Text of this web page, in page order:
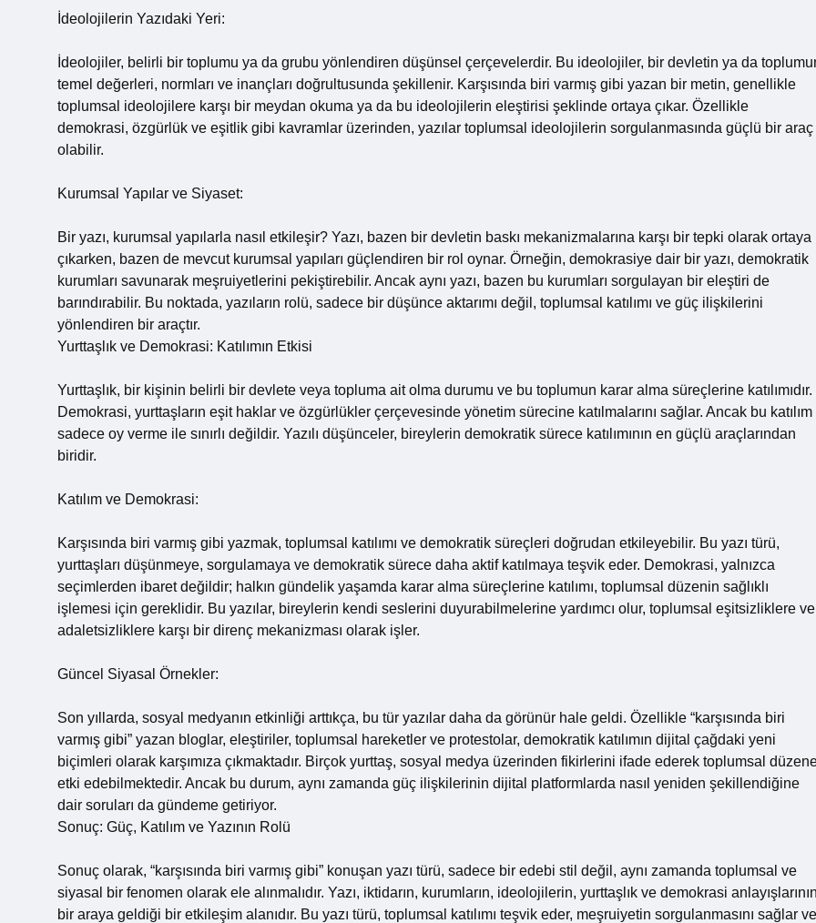
İdeolojilerin Yazıdaki Yeri:
İdeolojiler, belirli bir toplumu ya da grubu yönlendiren düşünsel çerçevelerdir. Bu ideolojiler, bir devletin ya da
temel değerleri, normları ve inançları doğrultusunda şekillenir. Karşısında biri varmış gibi yazan bir metin, genellikle
toplumsal ideolojilere karşı bir meydan okuma ya da bu ideolojilerin eleştirisi şeklinde ortaya çıkar. Özellikle
demokrasi, özgürlük ve eşitlik gibi kavramlar üzerinden, yazılar toplumsal ideolojilerin sorgulanmasında güçlü bir araç
olabilir.
Kurumsal Yapılar ve Siyaset:
Bir yazı, kurumsal yapılarla nasıl etkileşir? Yazı, bazen bir devletin baskı mekanizmalarına karşı bir tepki olarak ortaya
çıkarken, bazen de mevcut kurumsal yapıları güçlendiren bir rol oynar. Örneğin, demokrasiye dair bir yazı, demokratik
kurumları savunarak meşruiyetlerini pekiştirebilir. Ancak aynı yazı, bazen bu kurumları sorgulayan bir eleştiri de
barındırabilir. Bu noktada, yazıların rolü, sadece bir düşünce aktarımı değil, toplumsal katılımı ve güç ilişkilerini
yönlendiren bir araçtır.
Yurttaşlık ve Demokrasi: Katılımın Etkisi
Yurttaşlık, bir kişinin belirli bir devlete veya topluma ait olma durumu ve bu toplumun karar alma süreçlerine katılımıdır.
Demokrasi, yurttaşların eşit haklar ve özgürlükler çerçevesinde yönetim sürecine katılmalarını sağlar. Ancak bu katılım
sadece oy verme ile sınırlı değildir. Yazılı düşünceler, bireylerin demokratik sürece katılımının en güçlü araçlarından
biridir.
Katılım ve Demokrasi:
Karşısında biri varmış gibi yazmak, toplumsal katılımı ve demokratik süreçleri doğrudan etkileyebilir. Bu yazı türü,
yurttaşları düşünmeye, sorgulamaya ve demokratik sürece daha aktif katılmaya teşvik eder. Demokrasi, yalnızca
seçimlerden ibaret değildir; halkın gündelik yaşamda karar alma süreçlerine katılımı, toplumsal düzenin sağlıklı
işlemesi için gereklidir. Bu yazılar, bireylerin kendi seslerini duyurabilmelerine yardımcı olur, toplumsal eşitsizliklere ve
adaletsizliklere karşı bir direnç mekanizması olarak işler.
Güncel Siyasal Örnekler:
Son yıllarda, sosyal medyanın etkinliği arttıkça, bu tür yazılar daha da görünür hale geldi. Özellikle “karşısında biri
varmış gibi” yazan bloglar, eleştiriler, toplumsal hareketler ve protestolar, demokratik katılımın dijital çağdaki yeni
biçimleri olarak karşımıza çıkmaktadır. Birçok yurttaş, sosyal medya üzerinden fikirlerini ifade ederek toplumsal
etki edebilmektedir. Ancak bu durum, aynı zamanda güç ilişkilerinin dijital platformlarda nasıl yeniden şekillendiğine
dair soruları da gündeme getiriyor.
Sonuç: Güç, Katılım ve Yazının Rolü
Sonuç olarak, “karşısında biri varmış gibi” konuşan yazı türü, sadece bir edebi stil değil, aynı zamanda toplumsal ve
siyasal bir fenomen olarak ele alınmalıdır. Yazı, iktidarın, kurumların, ideolojilerin, yurttaşlık ve demokrasi
bir araya geldiği bir etkileşim alanıdır. Bu yazı türü, toplumsal katılımı teşvik eder, meşruiyetin sorgulanmasını sağlar ve